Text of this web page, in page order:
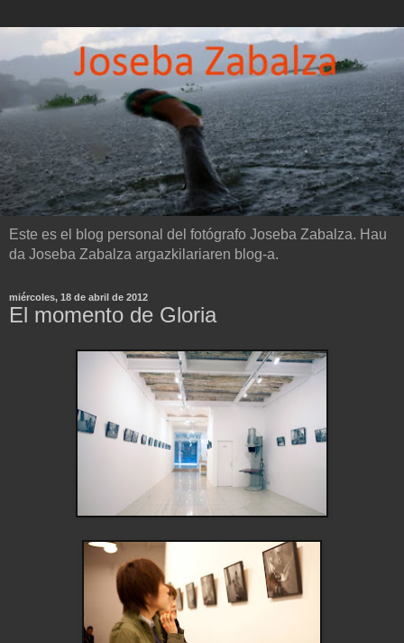
Este es el blog personal del fotógrafo Joseba Zabalza. Hau
da Joseba Zabalza argazkilariaren blog-a.
miércoles, 18 de abril de 2012
El momento de Gloria